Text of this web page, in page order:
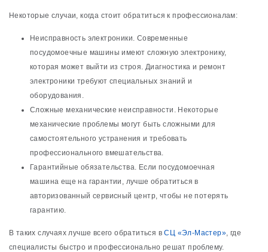
Некоторые случаи, когда стоит обратиться к профессионалам:
Неисправность электроники. Современные
посудомоечные машины имеют сложную электронику,
которая может выйти из строя. Диагностика и ремонт
электроники требуют специальных знаний и
оборудования.
Сложные механические неисправности. Некоторые
механические проблемы могут быть сложными для
самостоятельного устранения и требовать
профессионального вмешательства.
Гарантийные обязательства. Если посудомоечная
машина еще на гарантии, лучше обратиться в
авторизованный сервисный центр, чтобы не потерять
гарантию.
В таких случаях лучше всего обратиться вСЦ «Эл-Мастер» , где
специалисты быстро и профессионально решат проблему.